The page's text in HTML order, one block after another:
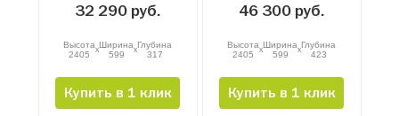
32 290 руб.
Высота
2405
xШирина
599
xГлубина
317
Купить в 1 клик
46 300 руб.
Высота
2405
xШирина
599
xГлубина
423
Купить в 1 клик